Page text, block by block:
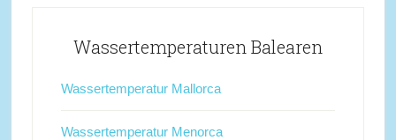
Wassertemperaturen Balearen
Wassertemperatur Mallorca
Wassertemperatur Menorca